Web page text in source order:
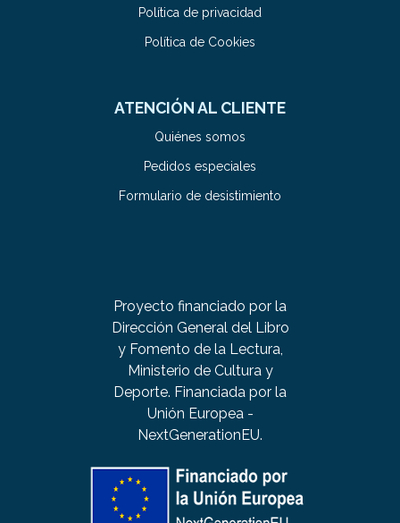
Política de privacidad
Política de Cookies
ATENCIÓN AL CLIENTE
Quiénes somos
Pedidos especiales
Formulario de desistimiento
Proyecto financiado por la
Dirección General del Libro
y Fomento de la Lectura,
Ministerio de Cultura y
Deporte. Financiada por la
Unión Europea -
NextGenerationEU.